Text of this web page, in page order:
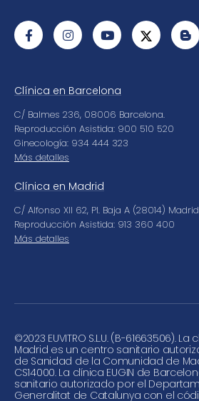
Clínica en Barcelona
C/ Balmes 236, 08006 Barcelona.
Reproducción Asistida: 900 510 520
Ginecología: 934 444 323
Más detalles
Clínica en Madrid
C/ Alfonso XII 62, Pl. Baja A (28014) Madrid
Reproducción Asistida: 913 360 400
Más detalles
©2023 EUVITRO S.L.U. (B-61663506). La
Madrid es un centro sanitario
de Sanidad de la Comunidad de
CS14000. La clínica EUGIN de
sanitario autorizado por el
Generalitat de Catalunya con el